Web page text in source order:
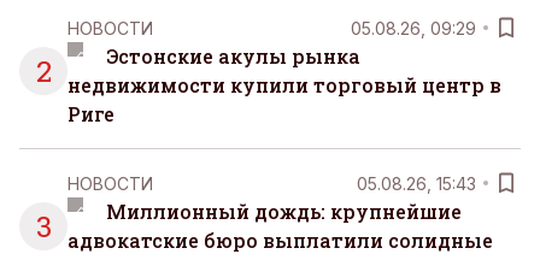
2
НОВОСТИ 05.08.26, 09:29
Эстонские акулы рынка
недвижимости купили торговый центр в
Риге
3
НОВОСТИ 05.08.26, 15:43
Миллионный дождь: крупнейшие
адвокатские бюро выплатили солидные